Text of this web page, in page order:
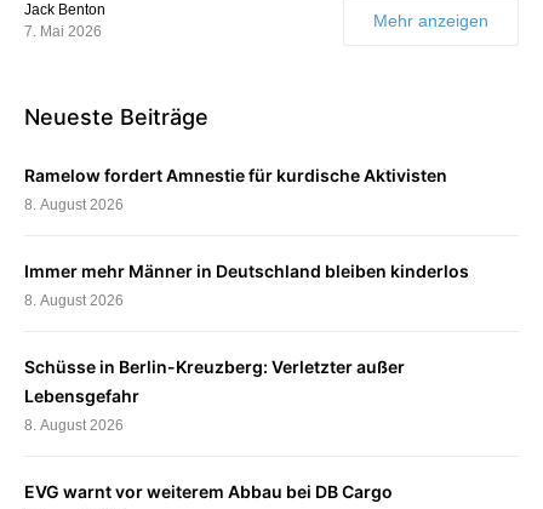
Jack Benton
7. Mai 2026
Mehr anzeigen
Neueste Beiträge
Ramelow fordert Amnestie für kurdische Aktivisten
8. August 2026
Immer mehr Männer in Deutschland bleiben kinderlos
8. August 2026
Schüsse in Berlin-Kreuzberg: Verletzter außer
Lebensgefahr
8. August 2026
EVG warnt vor weiterem Abbau bei DB Cargo